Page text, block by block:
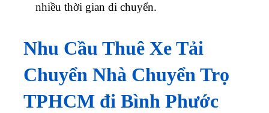
nhiều thời gian di chuyển.
Nhu Cầu Thuê Xe Tải
Chuyển Nhà Chuyển Trọ
TPHCM đi Bình Phước